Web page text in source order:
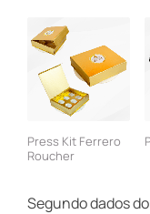
Press Kit Ferrero
Roucher
Segundo dados